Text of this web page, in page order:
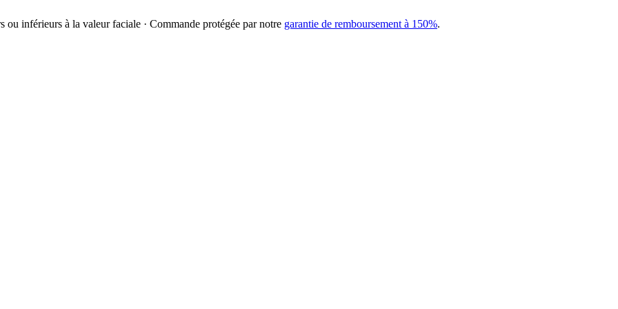
inférieurs à la valeur faciale · Commande protégée par notre garantie de remboursement à 150%.